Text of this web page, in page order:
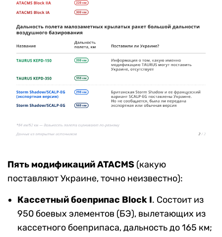
Пять модификаций ATACMS (какую
поставляют Украине, точно неизвестно):
Кассетный боеприпас Block I. Состоит из
950 боевых элементов (БЭ), вылетающих из
кассетного боеприпаса, дальность до 165 км;